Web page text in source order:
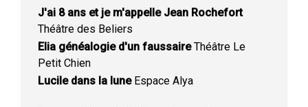
J'ai 8 ans et je m'appelle Jean Rochefort
Théâtre des Beliers
Elia généalogie d'un faussaireThéâtre Le
Petit Chien
Lucile dans la luneEspace Alya